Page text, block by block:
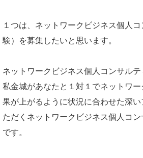
１つは、ネットワークビジネス個人
験）を募集したいと思います。
ネットワークビジネス個人コンサルテ
私金城があなたと１対１でネットワ
果が上がるように状況に合わせた深
ただくネットワークビジネス個人コ
です。